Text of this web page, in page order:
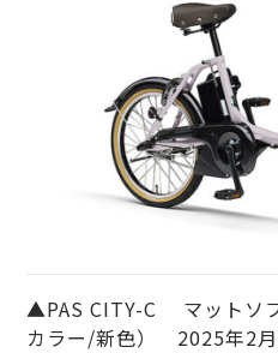
▲PAS CITY-C マットソ
カラー/新色） 2025年2